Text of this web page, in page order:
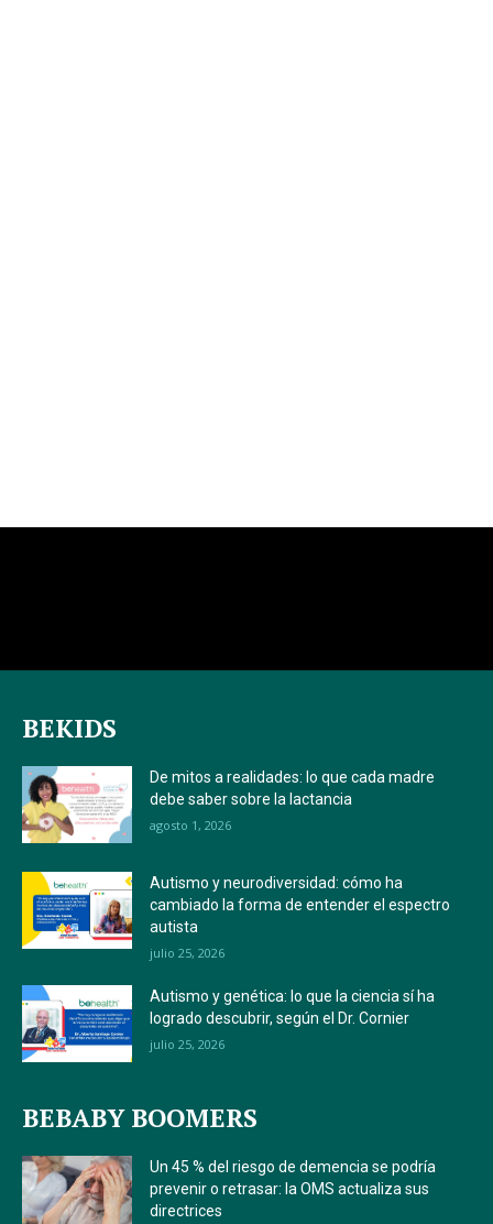
BEKIDS
De mitos a realidades: lo que cada madre
debe saber sobre la lactancia
agosto 1, 2026
Autismo y neurodiversidad: cómo ha
cambiado la forma de entender el espectro
autista
julio 25, 2026
Autismo y genética: lo que la ciencia sí ha
logrado descubrir, según el Dr. Cornier
julio 25, 2026
BEBABY BOOMERS
Un 45 % del riesgo de demencia se podría
prevenir o retrasar: la OMS actualiza sus
directrices